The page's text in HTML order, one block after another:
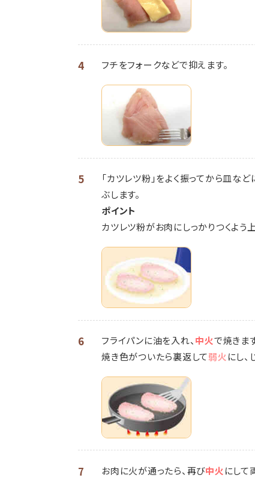
4 フチをフォークなどで抑えます。
5
「カツレツ粉」をよく振ってから皿な
ぶします。
ポイント
カツレツ粉がお肉にしっかりつくよう
6 フライパンに油を入れ、中火で焼きま
焼き色がついたら裏返して弱火にし、
7 お肉に火が通ったら、再び中火にして